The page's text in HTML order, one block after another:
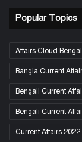
Popular Topics
Affairs Cloud
Bangla Current
Bengali Current
Bengali Current
Current Affairs 2022